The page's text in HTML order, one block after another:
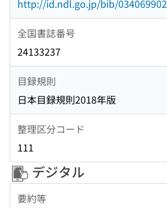
http://id.ndl.go.jp/bib/034069902
全国書誌番号
24133237
目録規則
日本目録規則2018年版
整理区分コード
111
デジタル
要約等